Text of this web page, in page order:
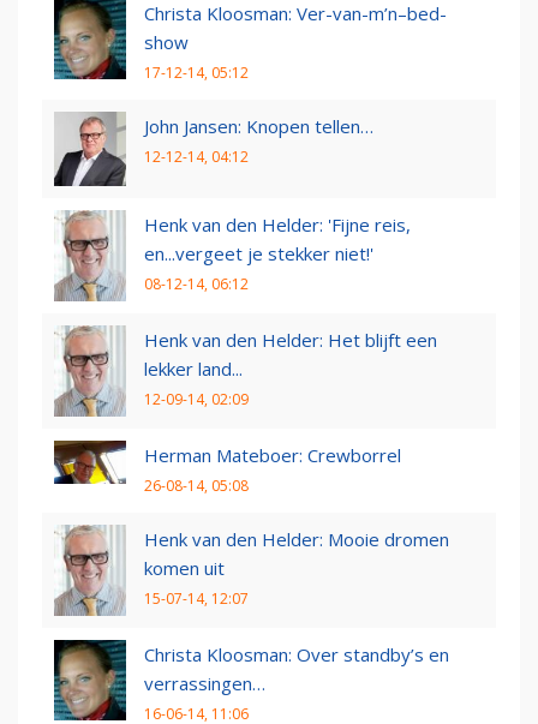
Christa Kloosman: Ver-van-m’n–bed-
show
17-12-14, 05:12
John Jansen: Knopen tellen…
12-12-14, 04:12
Henk van den Helder: 'Fijne reis,
en...vergeet je stekker niet!'
08-12-14, 06:12
Henk van den Helder: Het blijft een
lekker land...
12-09-14, 02:09
Herman Mateboer: Crewborrel
26-08-14, 05:08
Henk van den Helder: Mooie dromen
komen uit
15-07-14, 12:07
Christa Kloosman: Over standby’s en
verrassingen…
16-06-14, 11:06